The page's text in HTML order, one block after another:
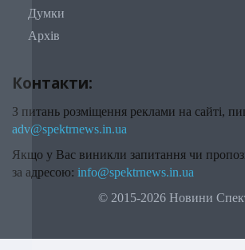
Думки
Архів
Контакти:
З питань розміщення реклами на сайті,
adv@spektrnews.in.ua
Якщо у Вас виникли запитання чи
за адресою: info@spektrnews.in.ua
© 2015-2026 Новини